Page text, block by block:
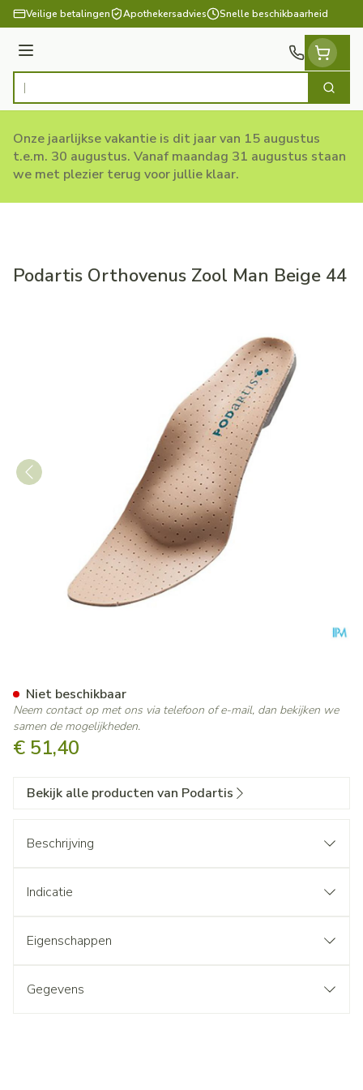
Ga naar de inhoud
Veilige betalingen Apothekersadvies Snelle beschikbaarheid
Menu
Product, merk, categorie... Zoek
Onze jaarlijkse vakantie is dit jaar van 15 augustus
t.e.m. 30 augustus. Vanaf maandag 31 augustus staan
we met plezier terug voor jullie klaar.
Podartis Orthovenus Zool Man Beige 44
€ 51,40
Niet beschikbaar
Neem contact op met ons via telefoon of e-mail, dan bekijken we
samen de mogelijkheden.
Bekijk alle producten van Podartis
Beschrijving
Indicatie
Eigenschappen
Gegevens